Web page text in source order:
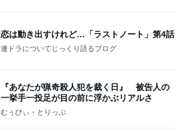
恋は動き出すけれど…「ラストノート」第4話
連ドラについてじっくり語るブログ
『あなたが猟奇殺人犯を裁く日』 被告人の
一挙手一投足が目の前に浮かぶリアルさ
むぅびぃ・とりっぷ